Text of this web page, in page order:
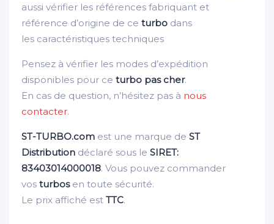
aussi vérifier les références fabriquant et
référence d’origine de ce turbo dans
les caractéristiques techniques
Pensez à vérifier les modes d’expédition
disponibles pour ce turbo pas cher.
En cas de question, n’hésitez pas à nous
contacter.
ST-TURBO.com est une marque de ST
Distribution déclaré sous le SIRET:
83403014000018. Vous pouvez commander
vos turbosen toute sécurité.
Le prix affiché est TTC.